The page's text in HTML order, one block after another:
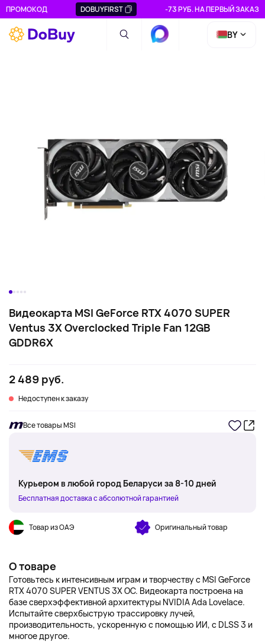
ПРОМОКОД DOBUYFIRST -73 РУБ. НА ПЕРВЫЙ ЗАКАЗ
BY
Видеокарта MSI GeForce RTX 4070 SUPER
Ventus 3X Overclocked Triple Fan 12GB
GDDR6X
2 489 руб.
Недоступен к заказу
Все товары MSI
Курьером в любой город Беларуси за 8-10 дней
Бесплатная доставка с абсолютной гарантией
Товар из ОАЭ Оригинальный товар
О товаре
Готовьтесь к интенсивным играм и творчеству с MSI GeForce
RTX 4070 SUPER VENTUS 3X OC. Видеокарта построена на
базе сверхэффективной архитектуры NVIDIA Ada Lovelace.
Испытайте сверхбыструю трассировку лучей,
производительность, ускоренную с помощью ИИ, с DLSS 3 и
многое другое.